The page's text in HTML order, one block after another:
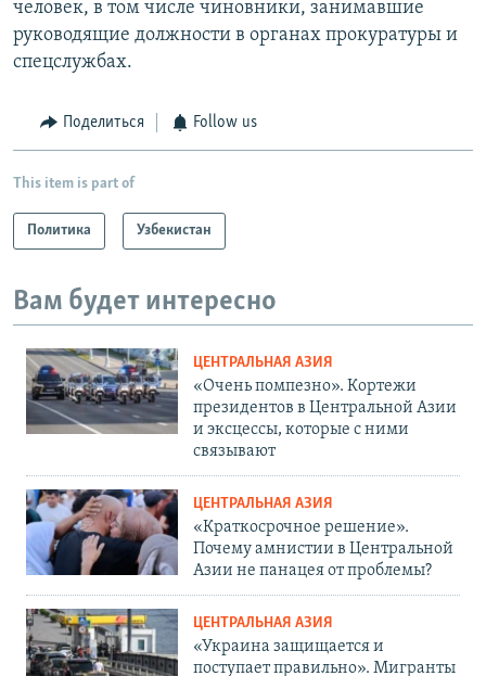
человек, в том числе чиновники, занимавшие
руководящие должности в органах прокуратуры и
спецслужбах.
Поделиться Follow us
This item is part of
Политика Узбекистан
Вам будет интересно
ЦЕНТРАЛЬНАЯ АЗИЯ
«Очень помпезно». Кортежи
президентов в Центральной Азии
и эксцессы, которые с ними
связывают
ЦЕНТРАЛЬНАЯ АЗИЯ
«Краткосрочное решение».
Почему амнистии в Центральной
Азии не панацея от проблемы?
ЦЕНТРАЛЬНАЯ АЗИЯ
«Украина защищается и
поступает правильно». Мигранты